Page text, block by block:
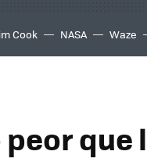
Cook NASA Waze
peor que